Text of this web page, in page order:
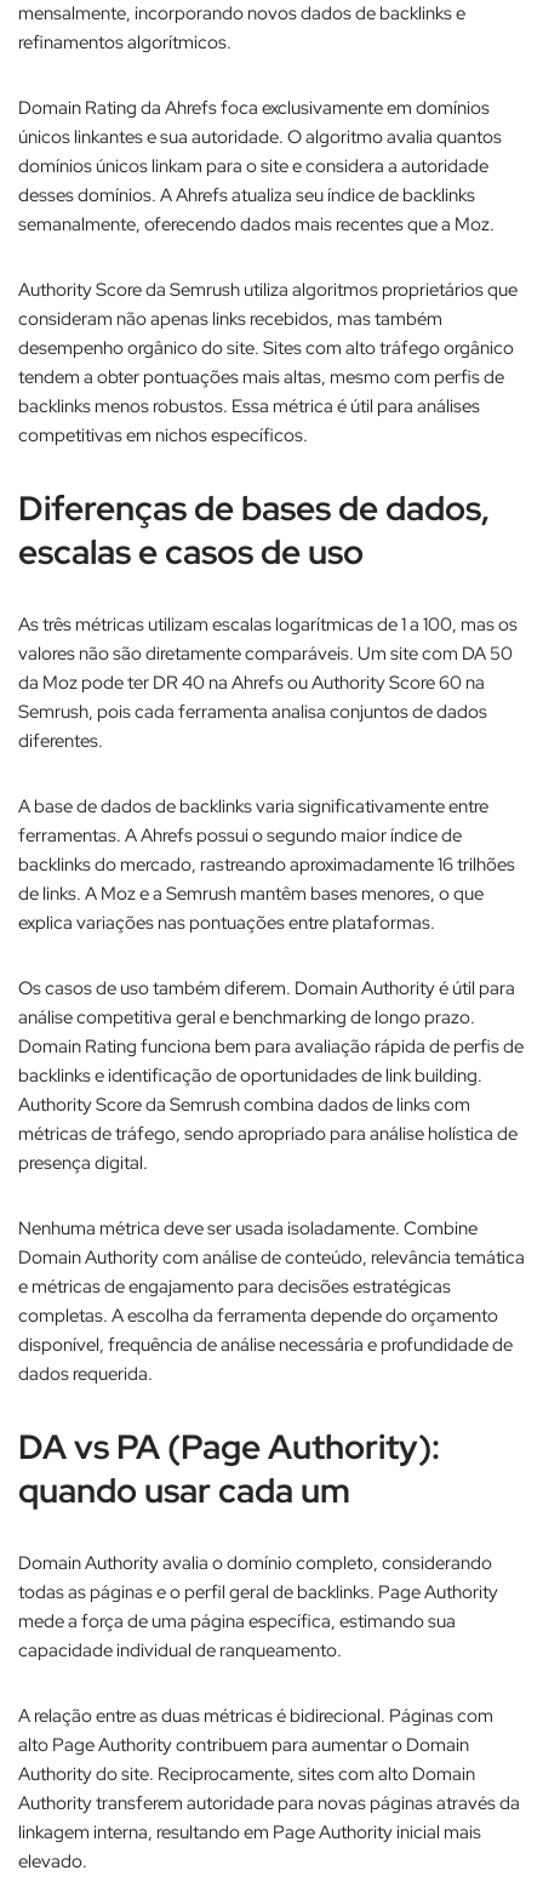
mensalmente, incorporando novos dados de backlinks e
refinamentos algorítmicos.​
Domain Rating da Ahrefs foca exclusivamente em domínios
únicos linkantes e sua autoridade. O algoritmo avalia quantos
domínios únicos linkam para o site e considera a autoridade
desses domínios. A Ahrefs atualiza seu índice de backlinks
semanalmente, oferecendo dados mais recentes que a Moz.​
Authority Score da Semrush utiliza algoritmos proprietários que
consideram não apenas links recebidos, mas também
desempenho orgânico do site. Sites com alto tráfego orgânico
tendem a obter pontuações mais altas, mesmo com perfis de
backlinks menos robustos. Essa métrica é útil para análises
competitivas em nichos específicos.
Diferenças de bases de dados,
escalas e casos de uso
As três métricas utilizam escalas logarítmicas de 1 a 100, mas os
valores não são diretamente comparáveis. Um site com DA 50
da Moz pode ter DR 40 na Ahrefs ou Authority Score 60 na
Semrush, pois cada ferramenta analisa conjuntos de dados
diferentes.​
A base de dados de backlinks varia significativamente entre
ferramentas. A Ahrefs possui o segundo maior índice de
backlinks do mercado, rastreando aproximadamente 16 trilhões
de links. A Moz e a Semrush mantêm bases menores, o que
explica variações nas pontuações entre plataformas.​
Os casos de uso também diferem. Domain Authority é útil para
análise competitiva geral e benchmarking de longo prazo.
Domain Rating funciona bem para avaliação rápida de perfis de
backlinks e identificação de oportunidades de link building.
Authority Score da Semrush combina dados de links com
métricas de tráfego, sendo apropriado para análise holística de
presença digital.​
Nenhuma métrica deve ser usada isoladamente. Combine
Domain Authority com análise de conteúdo, relevância temática
e métricas de engajamento para decisões estratégicas
completas. A escolha da ferramenta depende do orçamento
disponível, frequência de análise necessária e profundidade de
dados requerida.​
DA vs PA (Page Authority):
quando usar cada um
Domain Authority avalia o domínio completo, considerando
todas as páginas e o perfil geral de backlinks. Page Authority
mede a força de uma página específica, estimando sua
capacidade individual de ranqueamento.​
A relação entre as duas métricas é bidirecional. Páginas com
alto Page Authority contribuem para aumentar o Domain
Authority do site. Reciprocamente, sites com alto Domain
Authority transferem autoridade para novas páginas através da
linkagem interna, resultando em Page Authority inicial mais
elevado.​